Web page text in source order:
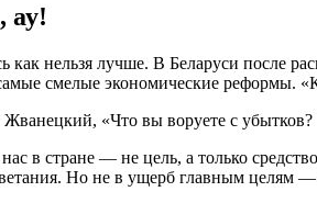
ау!
как нельзя лучше. В Беларуси после
смелые экономические реформы.
«Что вы воруете с убытков?
в стране — не цель, а только
Но не в ущерб главным целям